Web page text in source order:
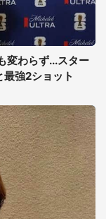
変わらず...スター
強2ショット